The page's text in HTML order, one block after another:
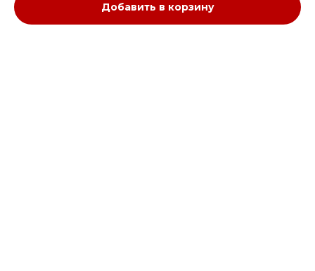
Добавить в корзину